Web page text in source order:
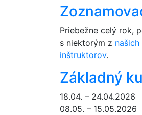
Priebežne celý rok,
s niektorým z našich
inštruktorov.
Základný
18.04. – 24.04.2026
08.05. – 15.05.2026